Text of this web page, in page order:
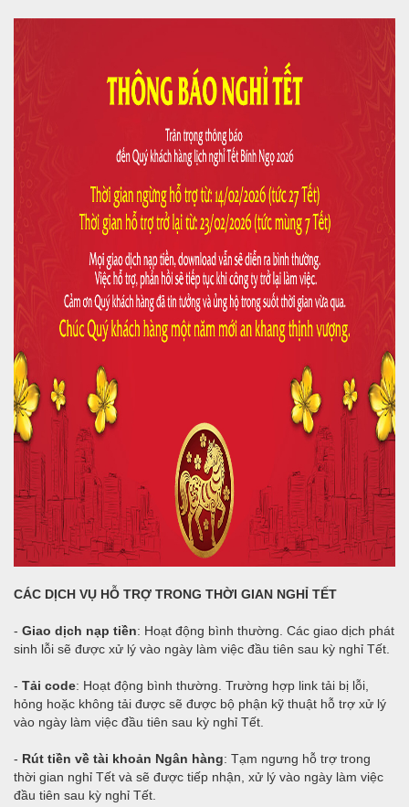
CÁC DỊCH VỤ HỖ TRỢ TRONG THỜI GIAN NGHỈ TẾT
- Giao dịch nạp tiền: Hoạt động bình thường. Các giao dịch phát
sinh lỗi sẽ được xử lý vào ngày làm việc đầu tiên sau kỳ nghỉ Tết.
- Tải code: Hoạt động bình thường. Trường hợp link tải bị lỗi,
hỏng hoặc không tải được sẽ được bộ phận kỹ thuật hỗ trợ xử lý
vào ngày làm việc đầu tiên sau kỳ nghỉ Tết.
- Rút tiền về tài khoản Ngân hàng: Tạm ngưng hỗ trợ trong
thời gian nghỉ Tết và sẽ được tiếp nhận, xử lý vào ngày làm việc
đầu tiên sau kỳ nghỉ Tết.